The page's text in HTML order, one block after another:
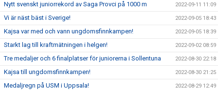
Nytt svenskt juniorrekord av Saga Provci på 1000 m 2022-09-11 11:09
Vi är näst bäst i Sverige! 2022-09-05 18:43
Kajsa var med och vann ungdomsfinnkampen! 2022-09-05 18:39
Starkt lag till kraftmätningen i helgen! 2022-09-02 08:59
Tre medaljer och 6 finalplatser för juniorerna i Sollentuna 2022-08-30 22:18
Kajsa till ungdomsfinnkampen! 2022-08-30 21:25
Medaljregn på USM i Uppsala! 2022-08-29 12:49